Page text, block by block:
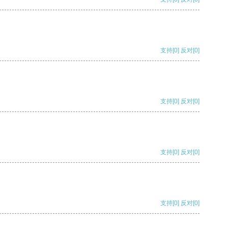
支持[0] 反对[0]
支持[0] 反对[0]
支持[0] 反对[0]
支持[0] 反对[0]